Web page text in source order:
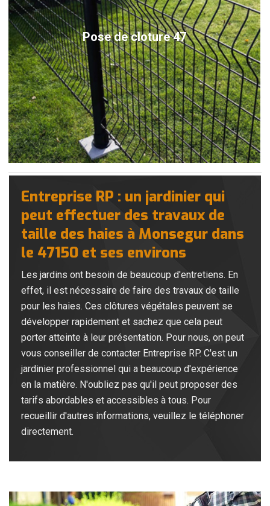
Pose de cloture 47
Entreprise RP : un jardinier qui
peut effectuer des travaux de
taille des haies à Monsegur dans
le 47150 et ses environs
Les jardins ont besoin de beaucoup d'entretiens. En
effet, il est nécessaire de faire des travaux de taille
pour les haies. Ces clôtures végétales peuvent se
développer rapidement et sachez que cela peut
porter atteinte à leur présentation. Pour nous, on peut
vous conseiller de contacter Entreprise RP. C'est un
jardinier professionnel qui a beaucoup d'expérience
en la matière. N'oubliez pas qu'il peut proposer des
tarifs abordables et accessibles à tous. Pour
recueillir d'autres informations, veuillez le téléphoner
directement.